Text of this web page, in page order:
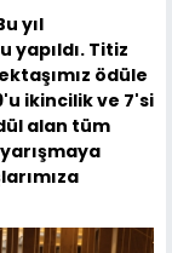
yıl
yapıldı. Titiz
ödüle
ikincilik ve 7'si
alan tüm